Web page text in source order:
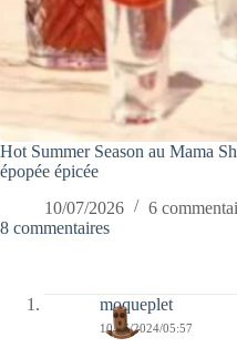
Hot Summer Season au Mama
épopée épicée
10/07/2026
6
8 commentaires
moqueplet
10/06/2024/05:57